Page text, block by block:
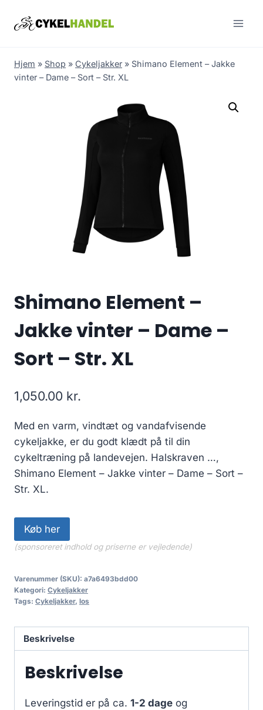
Hjem » Shop » Cykeljakker » Shimano Element – Jakke
vinter – Dame – Sort – Str. XL
Shimano Element –
Jakke vinter – Dame –
Sort – Str. XL
1,050.00 kr.
Med en varm, vindtæt og vandafvisende
cykeljakke, er du godt klædt på til din
cykeltræning på landevejen. Halskraven …,
Shimano Element – Jakke vinter – Dame – Sort –
Str. XL.
Køb her
(sponsoreret indhold og priserne er vejledende)
Varenummer (SKU): a7a6493bdd00
Kategori: Cykeljakker
Tags: Cykeljakker, los
Beskrivelse
Beskrivelse
Leveringstid er på ca. 1-2 dage og